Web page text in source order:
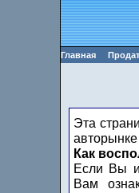
Главная
Эта
Как
Если Вы
Вам